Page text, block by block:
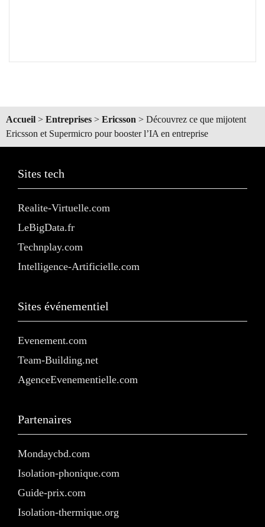
Accueil > Entreprises > Ericsson > Découvrez ce que mijotent
Ericsson et Supermicro pour booster l’IA en entreprise
Sites tech
Realite-Virtuelle.com
LeBigData.fr
Technplay.com
Intelligence-Artificielle.com
Sites événementiel
Evenement.com
Team-Building.net
AgenceEvenementielle.com
Partenaires
Mondaycbd.com
Isolation-phonique.com
Guide-prix.com
Isolation-thermique.org